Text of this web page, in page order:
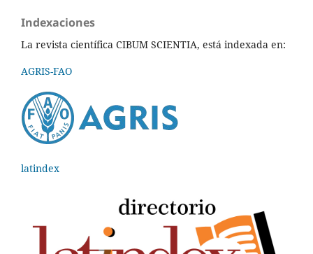
Indexaciones
La revista científica CIBUM SCIENTIA, está indexada en:
AGRIS-FAO
latindex